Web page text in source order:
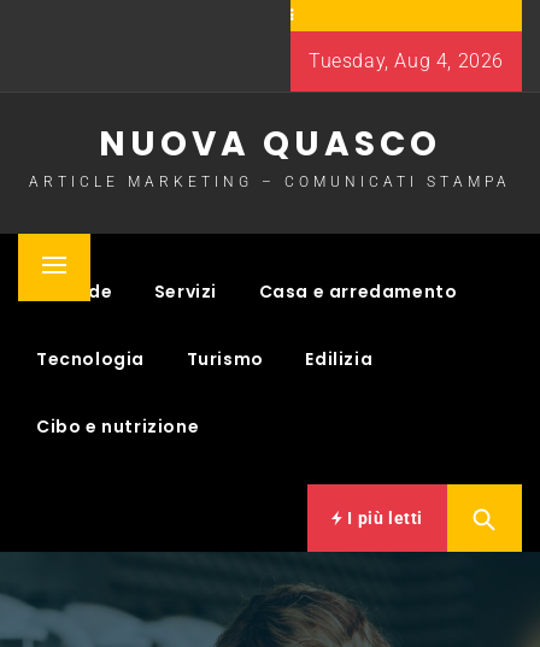
Tuesday, Aug 4, 2026
NUOVA QUASCO
ARTICLE MARKETING – COMUNICATI STAMPA
Primary
Aziende Servizi Casa e arredamento
Tecnologia Turismo Edilizia
Cibo e nutrizione
I più letti